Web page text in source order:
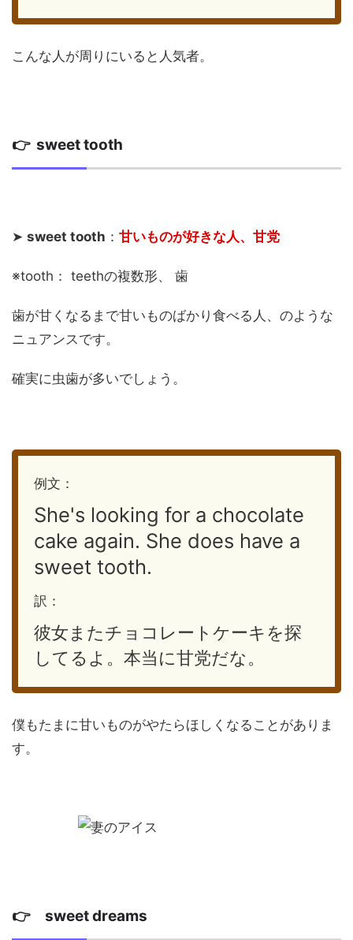
こんな人が周りにいると人気者。
👉 sweet tooth
➤ sweet tooth ： 甘いものが好きな人、甘党
※tooth： teethの複数形、 歯
歯が甘くなるまで甘いものばかり食べる人、のような
ニュアンスです。
確実に虫歯が多いでしょう。
例文：
She's looking for a chocolate
cake again. She does have a
sweet tooth.
訳：
彼女またチョコレートケーキを探
してるよ。本当に甘党だな。
僕もたまに甘いものがやたらほしくなることがありま
す。
👉 sweet dreams